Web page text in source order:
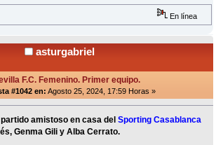
En línea
asturgabriel
F.C. Femenino. Primer equipo.
#1042 en: Agosto 25, 2024, 17:59 Horas »
partido amistoso en casa delSporting Casablanca
Genma Gili y Alba Cerrato.